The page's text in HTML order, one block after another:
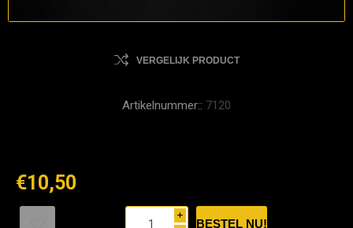
VERGELIJK PRODUCT
Artikelnummer:: 7120
€10,50
i